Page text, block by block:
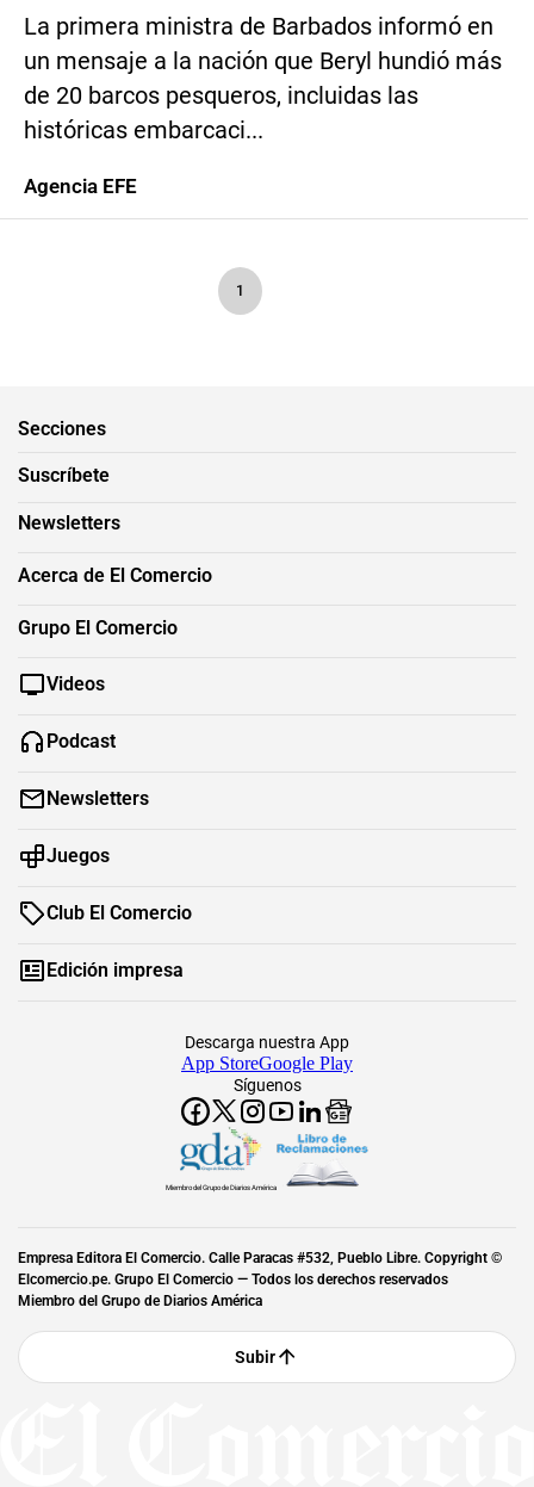
La primera ministra de Barbados informó en
un mensaje a la nación que Beryl hundió más
de 20 barcos pesqueros, incluidas las
históricas embarcaci...
Agencia EFE
1
Secciones
Suscríbete
Newsletters
Acerca de El Comercio
Grupo El Comercio
Videos
Podcast
Newsletters
Juegos
Club El Comercio
Edición impresa
Síguenos
Descarga nuestra App
App StoreGoogle Play
Miembro del Grupo de Diarios América
Empresa Editora El Comercio. Calle Paracas #532, Pueblo Libre. Copyright ©
Elcomercio.pe. Grupo El Comercio — Todos los derechos reservados
Miembro del Grupo de Diarios América
Subir